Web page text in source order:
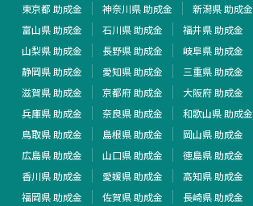
東京都 助成金
神奈川県 助成金
新潟県 助成金
富山県 助成金
石川県 助成金
福井県 助成金
山梨県 助成金
長野県 助成金
岐阜県 助成金
静岡県 助成金
愛知県 助成金
三重県 助成金
滋賀県 助成金
京都府 助成金
大阪府 助成金
兵庫県 助成金
奈良県 助成金
和歌山県 助成金
鳥取県 助成金
島根県 助成金
岡山県 助成金
広島県 助成金
山口県 助成金
徳島県 助成金
香川県 助成金
愛媛県 助成金
高知県 助成金
福岡県 助成金
佐賀県 助成金
長崎県 助成金